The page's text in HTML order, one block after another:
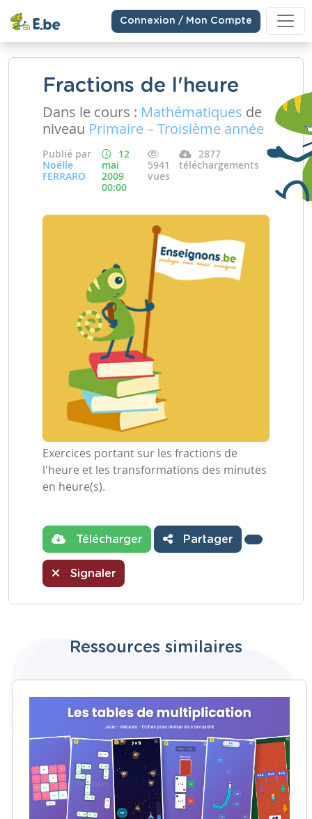
Connexion / Mon Compte
Fractions de l'heure
Dans le cours : Mathématiques de
niveau Primaire – Troisième année
Publié par
Noëlle
FERRARO
12
mai
2009
00:00
5941
vues
2877
téléchargements
Exercices portant sur les fractions de
l'heure et les transformations des minutes
en heure(s).
Télécharger Partager
Signaler
Ressources similaires